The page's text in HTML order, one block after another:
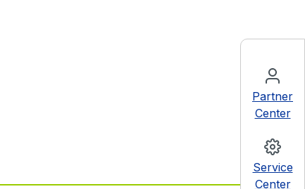
Partner
Center
Service
Center